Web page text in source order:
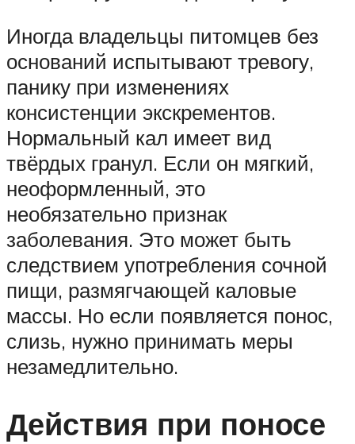
Иногда владельцы питомцев без
оснований испытывают тревогу,
панику при изменениях
консистенции экскрементов.
Нормальный кал имеет вид
твёрдых гранул. Если он мягкий,
неоформленный, это
необязательно признак
заболевания. Это может быть
следствием употребления сочной
пищи, размягчающей каловые
массы. Но если появляется понос,
слизь, нужно принимать меры
незамедлительно.
Действия при поносе